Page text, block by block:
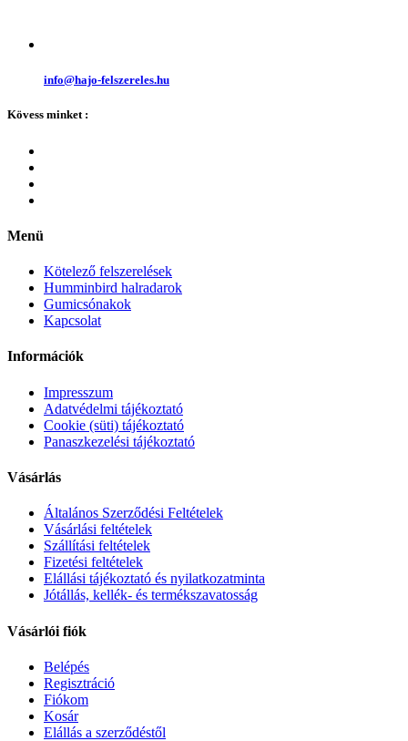
info@hajo-felszereles.hu
Kövess minket :
Menü
Kötelező felszerelések
Humminbird halradarok
Gumicsónakok
Kapcsolat
Információk
Impresszum
Adatvédelmi tájékoztató
Cookie (süti) tájékoztató
Panaszkezelési tájékoztató
Vásárlás
Általános Szerződési Feltételek
Vásárlási feltételek
Szállítási feltételek
Fizetési feltételek
Elállási tájékoztató és nyilatkozatminta
Jótállás, kellék- és termékszavatosság
Vásárlói fiók
Belépés
Regisztráció
Fiókom
Kosár
Elállás a szerződéstől